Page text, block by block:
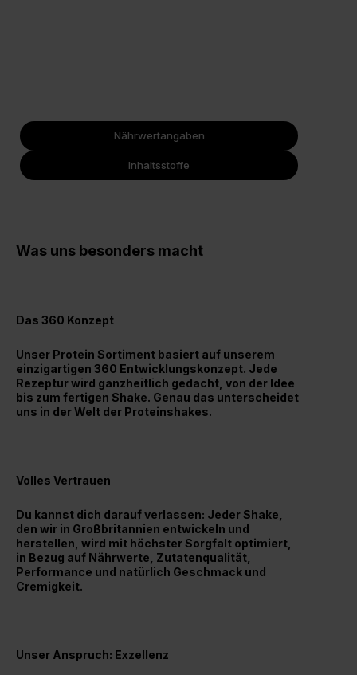
Nährwertangaben
Inhaltsstoffe
Was uns besonders macht
Das 360 Konzept
Unser Protein Sortiment basiert auf unserem
einzigartigen 360 Entwicklungskonzept. Jede
Rezeptur wird ganzheitlich gedacht, von der Idee
bis zum fertigen Shake. Genau das unterscheidet
uns in der Welt der Proteinshakes.
Volles Vertrauen
Du kannst dich darauf verlassen: Jeder Shake,
den wir in Großbritannien entwickeln und
herstellen, wird mit höchster Sorgfalt optimiert,
in Bezug auf Nährwerte, Zutatenqualität,
Performance und natürlich Geschmack und
Cremigkeit.
Unser Anspruch: Exzellenz